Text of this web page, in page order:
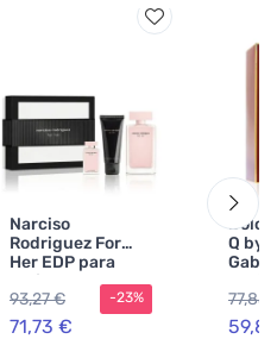
Narciso
Rodriguez For
Her EDP para
mujer 100 ml +
EDP MINI 10 ml +
loción corporal
93,27 €
71,73 €
-23%
Q by
mujer
77,83